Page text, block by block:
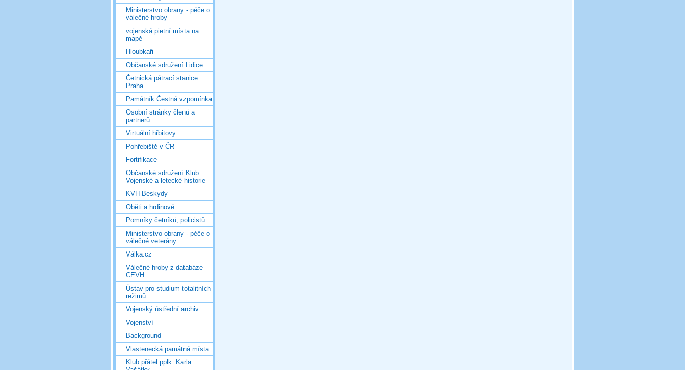
Ministerstvo obrany - péče o
válečné hroby
vojenská pietní místa na
mapě
Hloubkaři
Občanské sdružení Lidice
Četnická pátrací stanice
Praha
Památník Čestná vzpomínka
Osobní stránky členů a
partnerů
Virtuální hřbitovy
Pohřebiště v ČR
Fortifikace
Občanské sdružení Klub
Vojenské a letecké historie
KVH Beskydy
Oběti a hrdinové
Pomníky četníků, policistů
Ministerstvo obrany - péče o
válečné veterány
Válka.cz
Válečné hroby z databáze
CEVH
Ústav pro studium totalitních
režimů
Vojenský ústřední archiv
Vojenství
Background
Vlastenecká památná místa
Klub přátel pplk. Karla